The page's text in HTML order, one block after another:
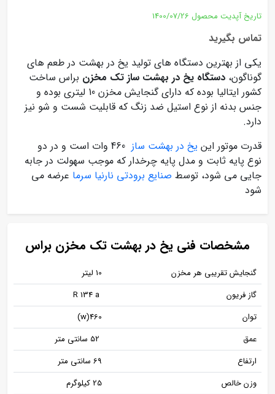
تاریخ آپدیت محصول 1400/07/26
تماس بگیرید
یکی از بهترین دستگاه های تولید یخ در بهشت در طعم های
گوناگون، دستگاه یخ در بهشت ساز تک مخزن براس ساخت
کشور ایتالیا بوده که دارای گنجایش مخزن 10 لیتری بوده و
جنس بدنه از نوع استیل ضد زنگ که قابلیت شست و شو نیز
دارد.
قدرت موتور این یخ در بهشت ساز
460 وات است و در دو
نوع پایه ثابت و مدل پایه چرخدار که موجب سهولت در جابه
جایی می شود، توسط صنایع برودتی نارنیا سرما عرضه می
شود
مشخصات فنی یخ در بهشت تک مخزن براس
گنجایش تقریبی هر مخزن
10 لیتر
گاز فریون
توان
460(w)
عمق
ارتفاع
69 سانتی متر
وزن خالص
25 کیلوگرم